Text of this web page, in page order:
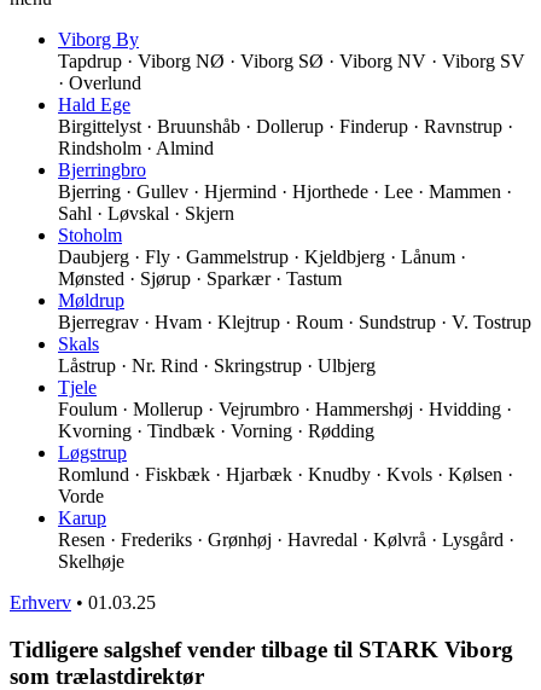
Viborg By
Tapdrup · Viborg NØ · Viborg SØ · Viborg NV · Viborg SV
· Overlund
Hald Ege
Birgittelyst · Bruunshåb · Dollerup · Finderup · Ravnstrup ·
Rindsholm · Almind
Bjerringbro
Bjerring · Gullev · Hjermind · Hjorthede · Lee · Mammen ·
Sahl · Løvskal · Skjern
Stoholm
Daubjerg · Fly · Gammelstrup · Kjeldbjerg · Lånum ·
Mønsted · Sjørup · Sparkær · Tastum
Møldrup
Bjerregrav · Hvam · Klejtrup · Roum · Sundstrup · V. Tostrup
Skals
Låstrup · Nr. Rind · Skringstrup · Ulbjerg
Tjele
Foulum · Mollerup · Vejrumbro · Hammershøj · Hvidding ·
Kvorning · Tindbæk · Vorning · Rødding
Løgstrup
Romlund · Fiskbæk · Hjarbæk · Knudby · Kvols · Kølsen ·
Vorde
Karup
Resen · Frederiks · Grønhøj · Havredal · Kølvrå · Lysgård ·
Skelhøje
Erhverv • 01.03.25
Tidligere salgshef vender tilbage til STARK Viborg
som trælastdirektør